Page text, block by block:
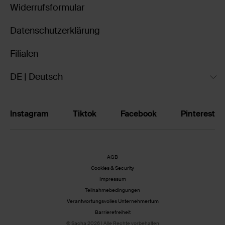
Widerrufsformular
Datenschutzerklärung
Filialen
DE | Deutsch
Instagram Tiktok Facebook Pinterest
AGB
Cookies & Security
Impressum
Teilnahmebedingungen
Verantwortungsvolles Unternehmertum
Barrierefreiheit
© Sacha 2026 | Alle Rechte vorbehalten